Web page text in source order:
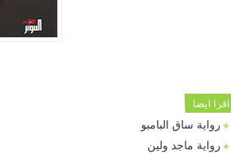
اقرا ايضا
رواية ساق البامبو
رواية ماجد ولين